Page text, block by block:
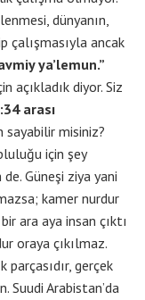
dünyanın,
çalışmasıyla ancak
ya’lemun.”
açıkladık diyor. Siz
arası
sayabilir misiniz?
için şey
Güneşi ziya yani
kamer nurdur
ara aya insan çıktı
oraya çıkılmaz.
parçasıdır, gerçek
Suudi Arabistan’da